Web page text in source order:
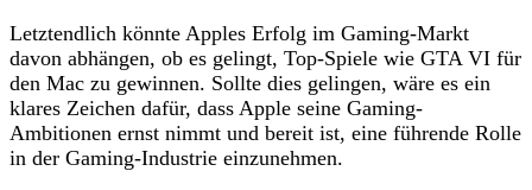
Letztendlich könnte Apples Erfolg im Gaming-Markt
davon abhängen, ob es gelingt, Top-Spiele wie GTA VI für
den Mac zu gewinnen. Sollte dies gelingen, wäre es ein
klares Zeichen dafür, dass Apple seine Gaming-
Ambitionen ernst nimmt und bereit ist, eine führende Rolle
in der Gaming-Industrie einzunehmen.